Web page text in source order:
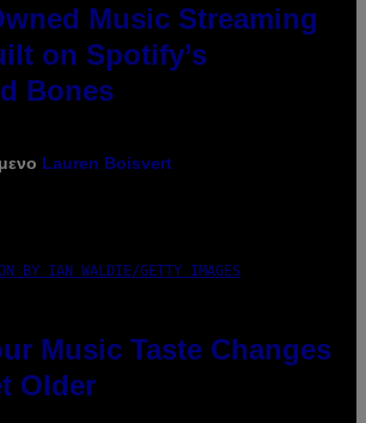
Music Streaming
on Spotify’s
Bones
Lauren Boisvert
BY IAN WALDIE/GETTY IMAGES
Music Taste Changes
Older